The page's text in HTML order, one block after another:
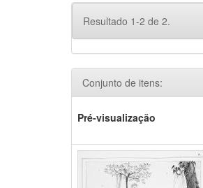
Resultado 1-2 de 2.
Conjunto de itens:
Pré-visualização